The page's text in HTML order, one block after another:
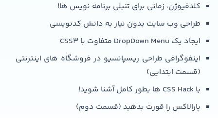
کلدفیوژن، زمانی برای تنبلی برنامه نویس ها!
طراحی وب سایت بدون نیاز به دانش کدنویسی
ایجاد یک DropDown Menu متفاوت با CSS3
اینفوگرافی طراحی ریسپانسیو در فروشگاه های اینترنتی
(قسمت ابتدایی)
با CSS Hack ها بطور کامل آشنا شوید!
پارالاکس را قورت بدهید (قسمت دوم)